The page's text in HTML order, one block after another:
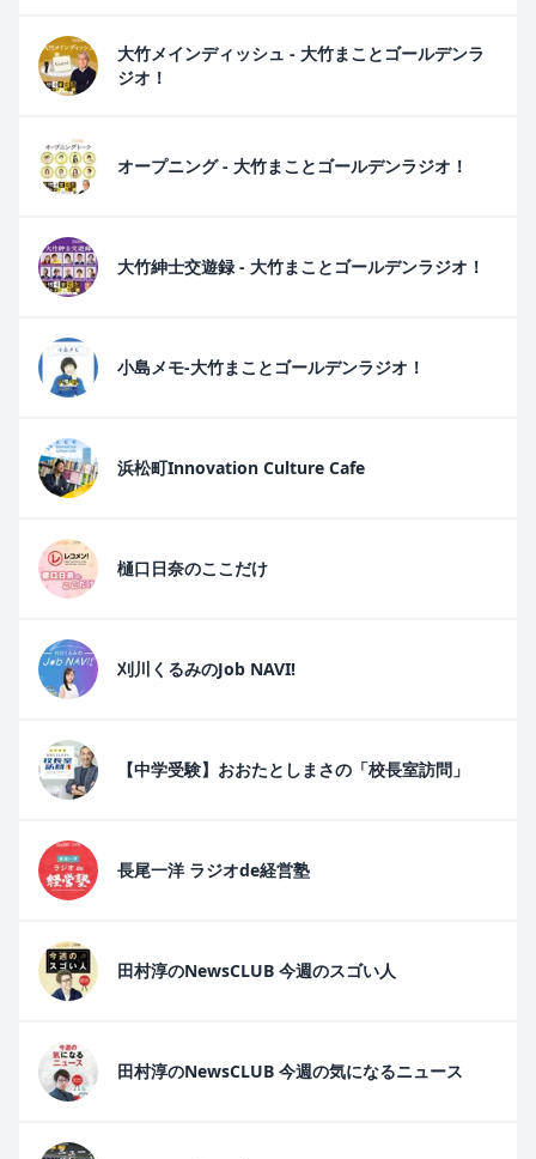
大竹メインディッシュ - 大竹まことゴールデンラ
ジオ！
オープニング - 大竹まことゴールデンラジオ！
大竹紳士交遊録 - 大竹まことゴールデンラジオ！
小島メモ-大竹まことゴールデンラジオ！
浜松町Innovation Culture Cafe
樋口日奈のここだけ
刈川くるみのJob NAVI!
【中学受験】おおたとしまさの「校長室訪問」
長尾一洋 ラジオde経営塾
田村淳のNewsCLUB 今週のスゴい人
田村淳のNewsCLUB 今週の気になるニュース